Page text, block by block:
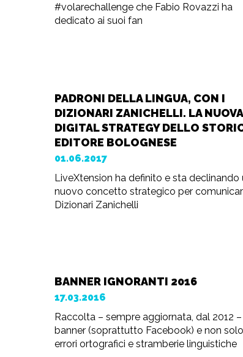
#volarechallenge che Fabio Rovazzi ha
dedicato ai suoi fan
PADRONI DELLA LINGUA, CON I
DIZIONARI ZANICHELLI. LA NUOVA
DIGITAL STRATEGY DELLO
EDITORE BOLOGNESE
01.06.2017
LiveXtension ha definito e sta declinando
nuovo concetto strategico per
Dizionari Zanichelli
BANNER IGNORANTI 2016
17.03.2016
Raccolta – sempre aggiornata, dal 2012 –
banner (soprattutto Facebook) e non
errori ortografici e stramberie linguistiche